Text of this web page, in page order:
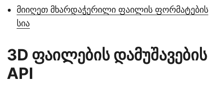
მიიღეთ მხარდაჭერილი ფაილის ფორმატების
სია
3D ფაილების დამუშავების
API